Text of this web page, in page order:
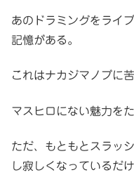
あのドラミングをライ
記憶がある。
これはナカジマノブに
マスヒロにない魅力を
ただ、もともとスラッ
し寂しくなっているだけ